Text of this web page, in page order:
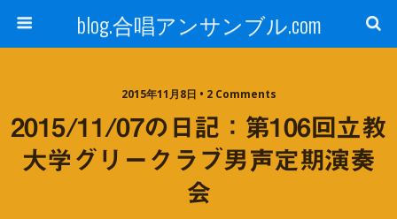
blog.合唱アンサンブル.com
2015年11月8日 • 2 Comments
2015/11/07の日記：第106回立教
大学グリークラブ男声定期演奏
会